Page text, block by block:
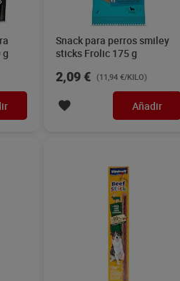
g
Snack para perros smiley
sticks Frolic 175 g
2,09 € (11,94 €/KILO)
Añadir